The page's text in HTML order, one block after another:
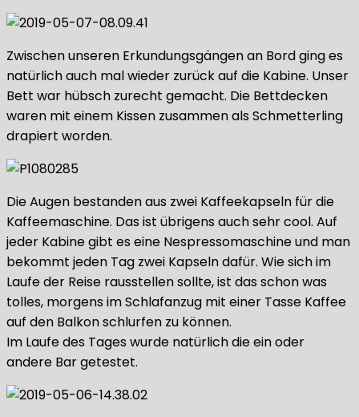
Zwischen unseren Erkundungsgängen an Bord ging es
natürlich auch mal wieder zurück auf die Kabine. Unser
Bett war hübsch zurecht gemacht. Die Bettdecken
waren mit einem Kissen zusammen als Schmetterling
drapiert worden.
Die Augen bestanden aus zwei Kaffeekapseln für die
Kaffeemaschine. Das ist übrigens auch sehr cool. Auf
jeder Kabine gibt es eine Nespressomaschine und man
bekommt jeden Tag zwei Kapseln dafür. Wie sich im
Laufe der Reise rausstellen sollte, ist das schon was
tolles, morgens im Schlafanzug mit einer Tasse Kaffee
auf den Balkon schlurfen zu können.
Im Laufe des Tages wurde natürlich die ein oder
andere Bar getestet.